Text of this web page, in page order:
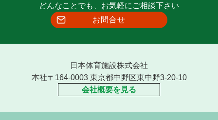
どんなことでも、お気軽にご相談下さい
お問合せ
日本体育施設株式会社
本社〒164-0003 東京都中野区東中野3-20-10
会社概要を見る